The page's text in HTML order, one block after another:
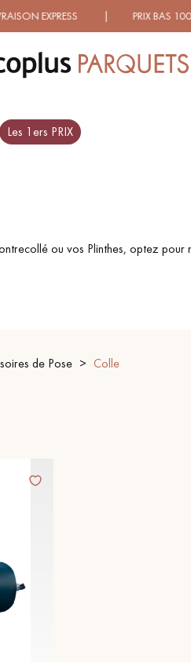
| PRIX BAS 100%
Les 1ers PRIX
TRADITIONNELS
09-8899140
UN PROJET ?
ou vos Plinthes, optez
de Pose Colle